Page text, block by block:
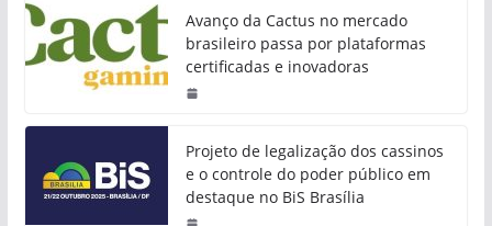
Avanço da Cactus no mercado
brasileiro passa por plataformas
certificadas e inovadoras
Projeto de legalização dos cassinos
e o controle do poder público em
destaque no BiS Brasília